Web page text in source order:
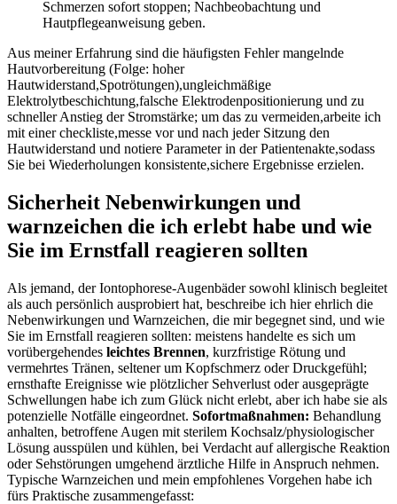
Schmerzen sofort stoppen; Nachbeobachtung und‍
Hautpflegeanweisung geben.
Aus meiner ‍Erfahrung sind die häufigsten Fehler ⁤mangelnde‍
Hautvorbereitung (Folge: hoher
Hautwiderstand,Spotrötungen),ungleichmäßige
Elektrolytbeschichtung,falsche Elektrodenpositionierung⁣ und zu
schneller Anstieg der Stromstärke;⁢ um das zu vermeiden,arbeite‌ ich
mit⁢ einer checkliste,messe vor⁣ und nach jeder Sitzung den
‌Hautwiderstand ⁢und notiere Parameter in der Patientenakte,sodass
Sie bei Wiederholungen konsistente,sichere Ergebnisse erzielen.
Sicherheit Nebenwirkungen und
warnzeichen die ich‍ erlebt habe ​und wie
Sie im Ernstfall reagieren sollten
Als jemand, der Iontophorese-Augenbäder sowohl klinisch begleitet
‍als auch persönlich ausprobiert⁤ hat, beschreibe ich hier ehrlich ​die
Nebenwirkungen und Warnzeichen, die mir begegnet sind, und wie
Sie im ⁣Ernstfall reagieren‌ sollten: meistens handelte es‌ sich um
vorübergehendes leichtes Brennen, kurzfristige Rötung und
vermehrtes Tränen, seltener um Kopfschmerz oder Druckgefühl;
ernsthafte Ereignisse ‍wie plötzlicher Sehverlust oder ausgeprägte
Schwellungen habe ich zum Glück nicht erlebt, aber ich habe sie als
potenzielle Notfälle eingeordnet. Sofortmaßnahmen: Behandlung
anhalten, ⁢betroffene Augen mit sterilem⁢ Kochsalz/physiologischer
Lösung ausspülen und kühlen, bei Verdacht auf allergische‌ Reaktion
oder Sehstörungen umgehend ärztliche Hilfe in Anspruch nehmen.
Typische Warnzeichen und‍ mein ⁤empfohlenes⁢ Vorgehen habe ich
fürs Praktische zusammengefasst: